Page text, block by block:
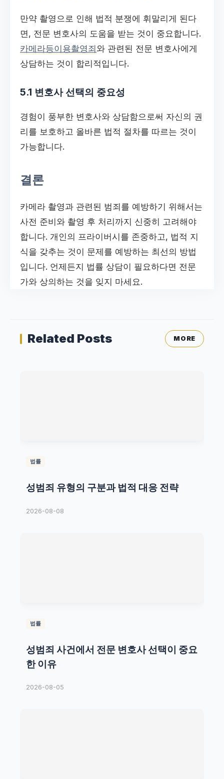
만약 촬영으로 인해 법적 분쟁에 휘말리게 된다
면, 전문 변호사의 도움을 받는 것이 중요합니다.
카메라등이용촬영죄와 관련된 전문 변호사에게
상담하는 것이 합리적입니다.
5.1 변호사 선택의 중요성
경험이 풍부한 변호사와 상담함으로써 자신의 권
리를 보호하고 올바른 법적 절차를 따르는 것이
가능합니다.
결론
카메라 촬영과 관련된 범죄를 예방하기 위해서는
사전 준비와 촬영 후 처리까지 신중히 고려해야
합니다. 개인의 프라이버시를 존중하고, 법적 지
식을 갖추는 것이 문제를 예방하는 최선의 방법
입니다. 언제든지 법률 상담이 필요하다면 전문
가와 상의하는 것을 잊지 마세요.
Related Posts MORE
법률
성범죄 유형의 구분과 법적 대응 전략
2026-08-08
법률
성범죄 사건에서 전문 변호사 선택이 중요
한 이유
2026-08-05